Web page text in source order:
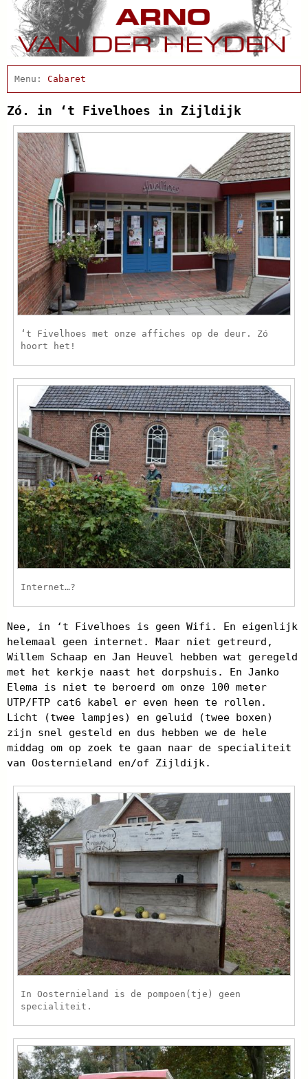
Home
Afscheidsbijeenkomst
Condoleance
Actueel
Cabaret
Clips
Discografie
Projecten
Schnabbel en babbel
Biografie
Agenda
In de pers
Links
Contact
Zó. in ‘t Fivelhoes in Zijldijk
‘t Fivelhoes met onze affiches op de deur. Zó
hoort het!
Internet…?
Nee, in ‘t Fivelhoes is geen Wifi. En eigenlijk
helemaal geen internet. Maar niet getreurd,
Willem Schaap en Jan Heuvel hebben wat geregeld
met het kerkje naast het dorpshuis. En Janko
Elema is niet te beroerd om onze 100 meter
UTP/FTP cat6 kabel er even heen te rollen.
Licht (twee lampjes) en geluid (twee boxen)
zijn snel gesteld en dus hebben we de hele
middag om op zoek te gaan naar de specialiteit
van Oosternieland en/of Zijldijk.
In Oosternieland is de pompoen(tje) geen
specialiteit.